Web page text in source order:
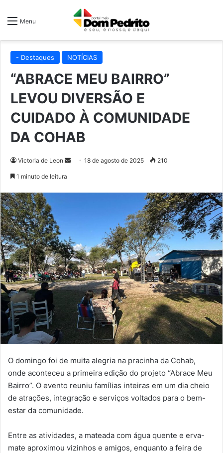
Menu
- Destaques NOTÍCIAS
“ABRACE MEU BAIRRO”
LEVOU DIVERSÃO E
CUIDADO À COMUNIDADE
DA COHAB
Victoria de Leon
Mande18 de agosto de 2025 210
1 minuto de leitura
O domingo foi de muita alegria na pracinha da Cohab,
onde aconteceu a primeira edição do projeto “Abrace Meu
Bairro”. O evento reuniu famílias inteiras em um dia cheio
de atrações, integração e serviços voltados para o bem-
estar da comunidade.
Entre as atividades, a mateada com água quente e erva-
mate aproximou vizinhos e amigos, enquanto a feira de